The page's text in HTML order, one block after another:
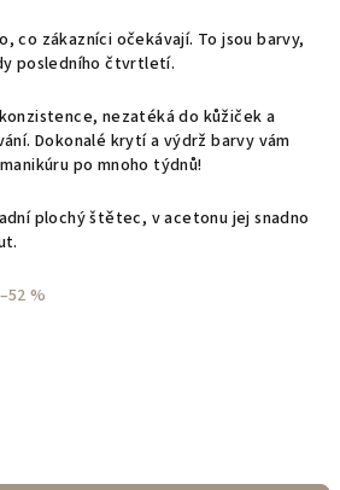
co zákazníci očekávají. To jsou barvy,
posledního čtvrtletí.
nezatéká do kůžiček a
Dokonalé krytí a výdrž barvy vám
po mnoho týdnů!
plochý štětec, v acetonu jej snadno
–52 %